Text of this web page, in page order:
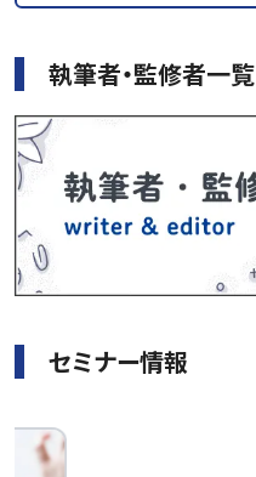
執筆者・監修者一覧
セミナー情報